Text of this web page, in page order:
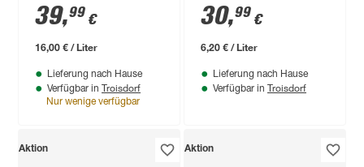
weiß matt 2,5 l
39,99 €
16,00 € / Liter
Lieferung nach Hause
Verfügbar in Troisdorf
Nur wenige verfügbar
moondust' hellgrau
matt 5 l
30,99 €
6,20 € / Liter
Lieferung nach Hause
Verfügbar in Troisdorf
Aktion Aktion